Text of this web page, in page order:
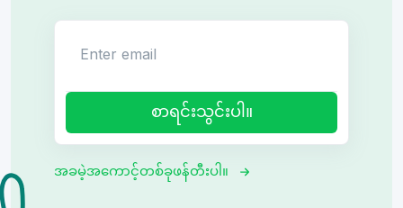
စာရင်းသွင်းပါ။
အခမဲ့အကောင့်တစ်ခုဖန်တီးပါ။